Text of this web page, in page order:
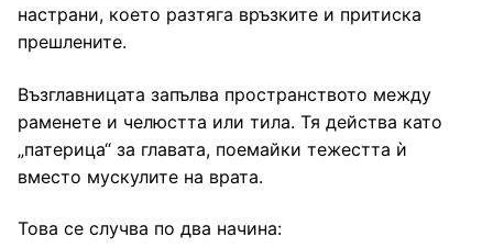
настрани, което разтяга връзките и притиска
прешлените.
Възглавницата запълва пространството между
раменете и челюстта или тила. Тя действа като
„патерица“ за главата, поемайки тежестта ѝ
вместо мускулите на врата.
Това се случва по два начина: